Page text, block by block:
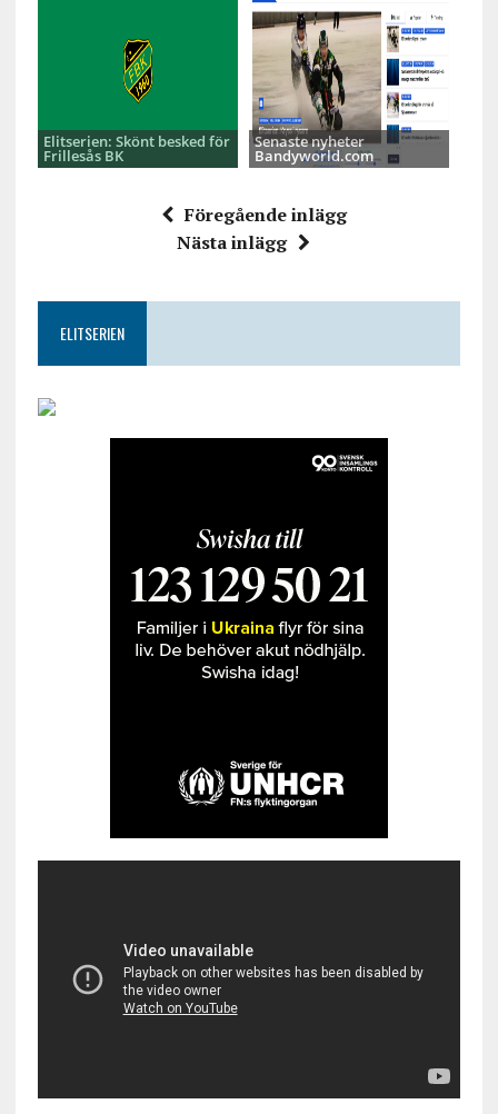
Elitserien: Skönt besked för
Frillesås BK
Senaste nyheter
Bandyworld.com
Föregående inlägg
Nästa inlägg
ELITSERIEN